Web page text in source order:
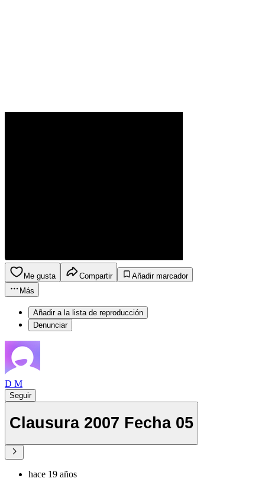
Me gusta Compartir
Añadir marcador
Más
Añadir a la lista de reproducción
Denunciar
D M
Seguir
Clausura 2007 Fecha 05
hace 19 años